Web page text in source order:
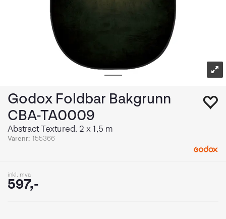
Godox Foldbar Bakgrunn
CBA-TA0009
Abstract Textured. 2 x 1,5 m
Varenr: 155366
inkl. mva
597,-